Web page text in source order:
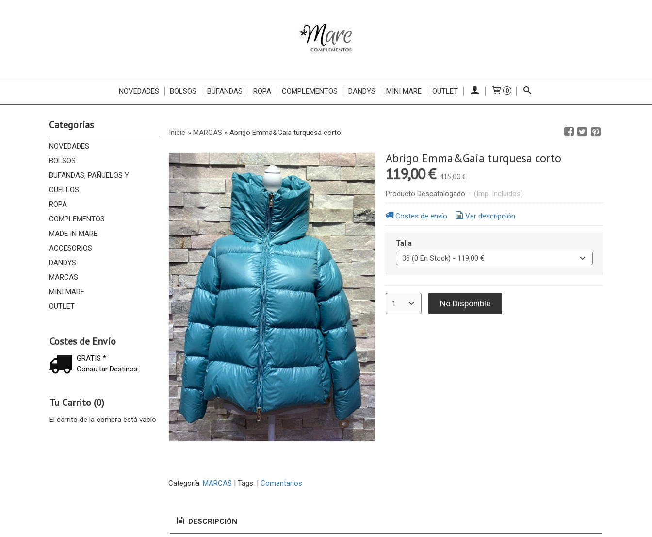
NOVEDADES BOLSOS BUFANDAS ROPA COMPLEMENTOS DANDYS MINI MARE OUTLET 0
Categorías
NOVEDADES
BOLSOS
BUFANDAS, PAÑUELOS Y
CUELLOS
ROPA
COMPLEMENTOS
MADE IN MARE
ACCESORIOS
DANDYS
MARCAS
MINI MARE
OUTLET
Costes de Envío
GRATIS *
Consultar Destinos
Tu Carrito (0)
El carrito de la compra está vacío
Inicio » MARCAS » Abrigo Emma&Gaia turquesa corto
Abrigo Emma&Gaia turquesa corto
119,00 € 415,00 €
Producto Descatalogado - (Imp. Incluidos)
Costes de envío Ver descripción
Talla
No Disponible
Categoría: MARCAS | Tags: | Comentarios
DESCRIPCIÓN